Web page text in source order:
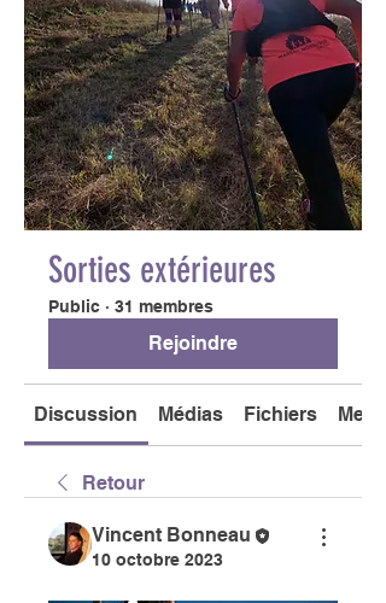
Sorties extérieures
Public · 31 membres
Rejoindre
Discussion Médias Fichiers
Retour
Vincent Bonneau
10 octobre 2023